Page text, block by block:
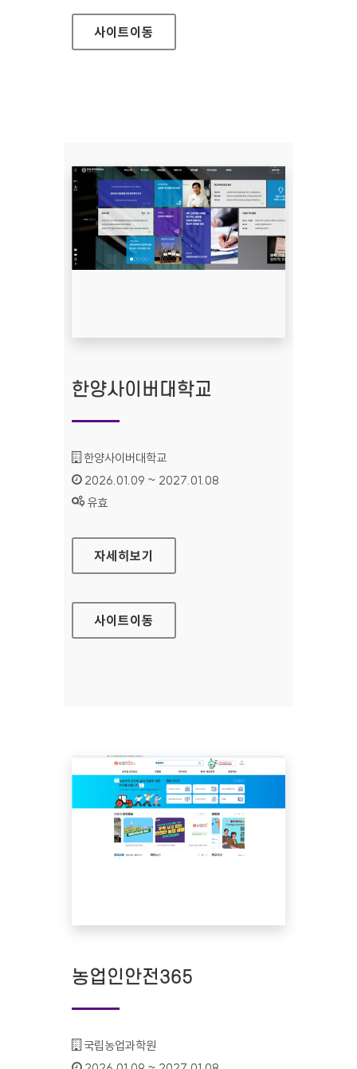
사이트이동
한양사이버대학교
기관명 :
한양사이버대학교
인증기간 :
2026.01.09 ~ 2027.01.08
상태 :
유효
한양사이버대학교
자세히보기
사이트이동
농업인안전365
기관명 :
국립농업과학원